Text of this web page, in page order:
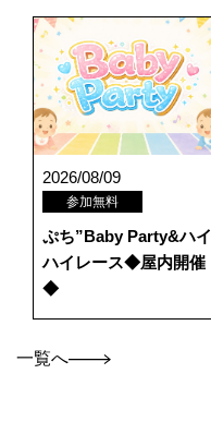
2026/08/09
参加無料
ぷち”Baby Party&ハイ
ハイレース◆屋内開催
◆
一覧へ